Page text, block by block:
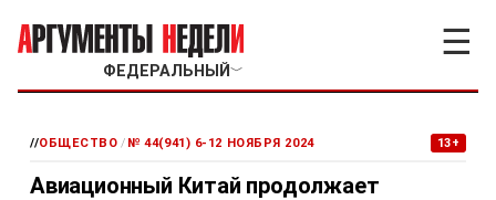
ФЕДЕРАЛЬНЫЙ ﹀
☰
//ОБЩЕСТВО / № 44(941) 6-12 НОЯБРЯ 2024 13+
Авиационный Китай продолжает